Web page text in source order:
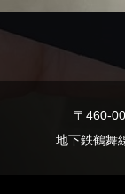
〒460-
地下鉄鶴舞